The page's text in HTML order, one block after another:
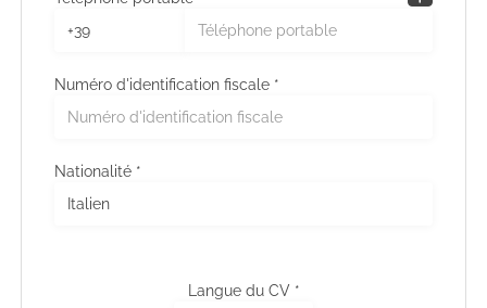
Adresse de résidence
Numéro d'identification fiscale *
Nationalité *
Langue du CV *